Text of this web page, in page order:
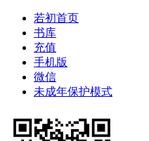
若初首页
书库
充值
手机版
微信
未成年保护模式